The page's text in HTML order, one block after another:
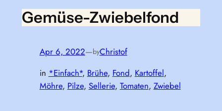
Gemüse-Zwiebelfond
Apr 6, 2022—byChristof
in *Einfach*, Brühe, Fond, Kartoffel
Möhre, Pilze, Sellerie, Tomaten, Zwiebel